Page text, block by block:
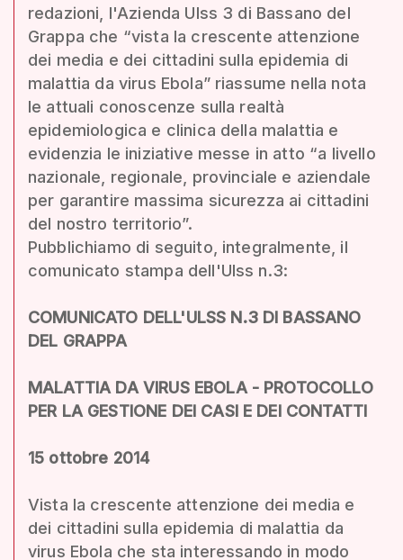
redazioni, l'Azienda Ulss 3 di Bassano del
Grappa che “vista la crescente attenzione
dei media e dei cittadini sulla epidemia di
malattia da virus Ebola” riassume nella nota
le attuali conoscenze sulla realtà
epidemiologica e clinica della malattia e
evidenzia le iniziative messe in atto “a livello
nazionale, regionale, provinciale e aziendale
per garantire massima sicurezza ai cittadini
del nostro territorio”.
Pubblichiamo di seguito, integralmente, il
comunicato stampa dell'Ulss n.3:
COMUNICATO DELL'ULSS N.3 DI BASSANO
DEL GRAPPA
MALATTIA DA VIRUS EBOLA - PROTOCOLLO
PER LA GESTIONE DEI CASI E DEI CONTATTI
15 ottobre 2014
Vista la crescente attenzione dei media e
dei cittadini sulla epidemia di malattia da
virus Ebola che sta interessando in modo